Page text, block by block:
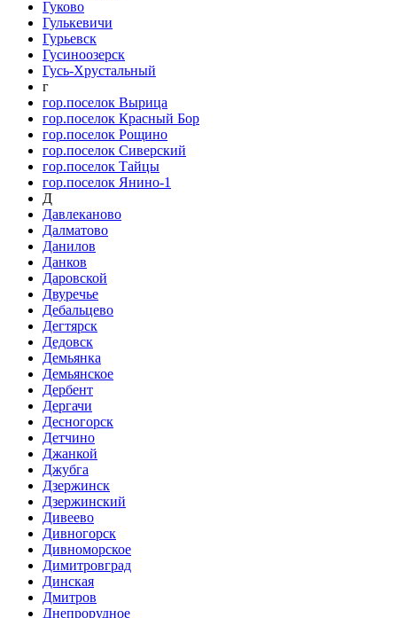
Гуково
Гулькевичи
Гурьевск
Гусиноозерск
Гусь-Хрустальный
г
гор.поселок Вырица
гор.поселок Красный Бор
гор.поселок Рощино
гор.поселок Сиверский
гор.поселок Тайцы
гор.поселок Янино-1
Д
Давлеканово
Далматово
Данилов
Данков
Даровской
Двуречье
Дебальцево
Дегтярск
Дедовск
Демьянка
Демьянское
Дербент
Дергачи
Десногорск
Детчино
Джанкой
Джубга
Дзержинск
Дзержинский
Дивеево
Дивногорск
Дивноморское
Димитровград
Динская
Дмитров
Днепрорудное